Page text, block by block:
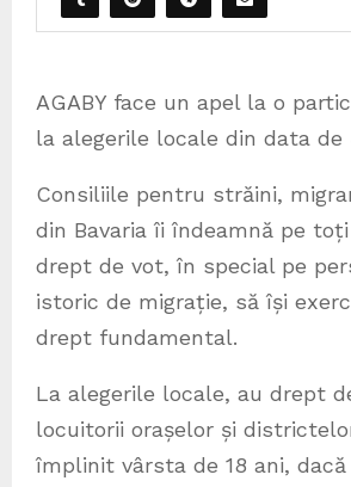
AGABY face un apel la o
la alegerile locale din data de
Consiliile pentru străini,
din Bavaria îi îndeamnă pe
drept de vot, în special pe
istoric de migrație, să își
drept fundamental.
La alegerile locale, au drept
locuitorii orașelor și
împlinit vârsta de 18 ani,